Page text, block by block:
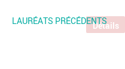
LAURÉATS PRÉCÉDENTSDétails